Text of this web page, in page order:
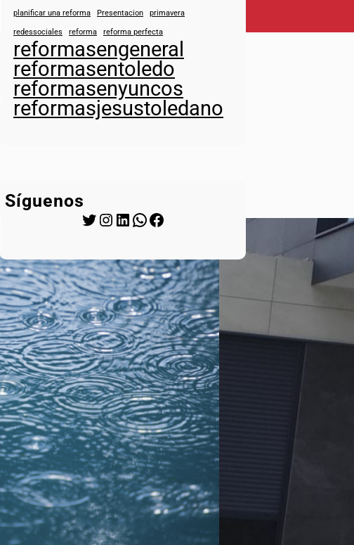
planificar una reforma Presentacion primavera
redessociales reforma reforma perfecta
reformasengeneral
reformasentoledo
reformasenyuncos
reformasjesustoledano
Síguenos
Twitter Instagram LinkedIn WhatsApp Facebook